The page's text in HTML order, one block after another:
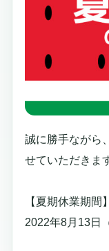
誠に勝手ながら
せていただきま
【夏期休業期間】
2022年8月13日